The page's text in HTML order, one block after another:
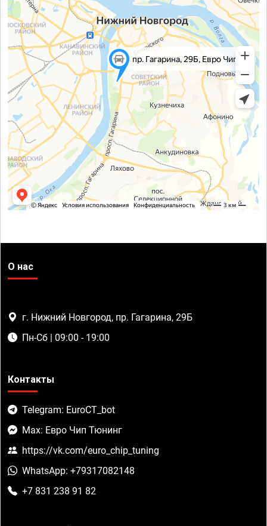
О нас
г. Нижний Новгород, пр. Гагарина, 29Б
Пн-Сб | 09:00 - 19:00
Контакты
Telegram: EuroCT_bot
Max: Евро Чип Тюнинг
https://vk.com/euro_chip_tuning
WhatsApp: +79317082148
+7 831 238 91 82